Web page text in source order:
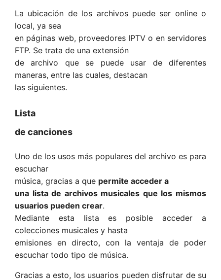
La ubicación de los archivos puede ser online o
local, ya sea
en páginas web, proveedores IPTV o en servidores
FTP. Se trata de una extensión
de archivo que se puede usar de diferentes
maneras, entre las cuales, destacan
las siguientes.
Lista
de canciones
Uno de los usos más populares del archivo es para
escuchar
música, gracias a que permite acceder a
una lista de archivos musicales que los mismos
usuarios pueden crear.
Mediante esta lista es posible acceder a
colecciones musicales y hasta
emisiones en directo, con la ventaja de poder
escuchar todo tipo de música.
Gracias a esto, los usuarios pueden disfrutar de su